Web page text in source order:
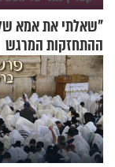
"שאלתי את אמא
ההתחזקות המרגש